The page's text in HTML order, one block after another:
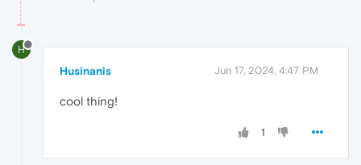
H
Husinanis Jun 17, 2024, 4:47 PM
cool thing!
1